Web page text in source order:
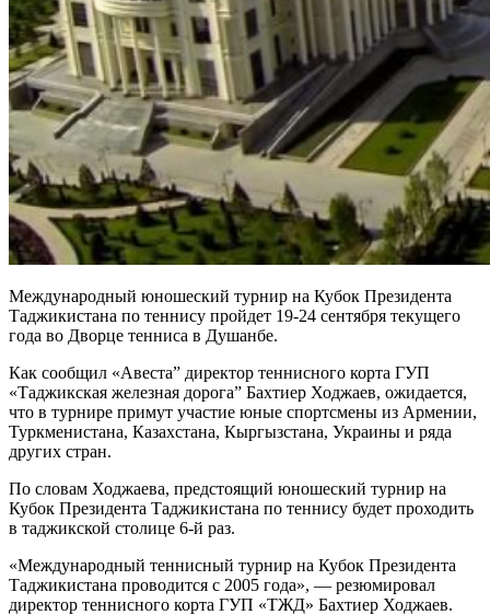
Международный юношеский турнир на Кубок Президента
Таджикистана по теннису пройдет 19-24 сентября текущего
года во Дворце тенниса в Душанбе.
Как сообщил «Авеста” директор теннисного корта ГУП
«Таджикская железная дорога” Бахтиер Ходжаев, ожидается,
что в турнире примут участие юные спортсмены из Армении,
Туркменистана, Казахстана, Кыргызстана, Украины и ряда
других стран.
По словам Ходжаева, предстоящий юношеский турнир на
Кубок Президента Таджикистана по теннису будет проходить
в таджикской столице 6-й раз.
«Международный теннисный турнир на Кубок Президента
Таджикистана проводится с 2005 года», — резюмировал
директор теннисного корта ГУП «ТЖД» Бахтиер Ходжаев.